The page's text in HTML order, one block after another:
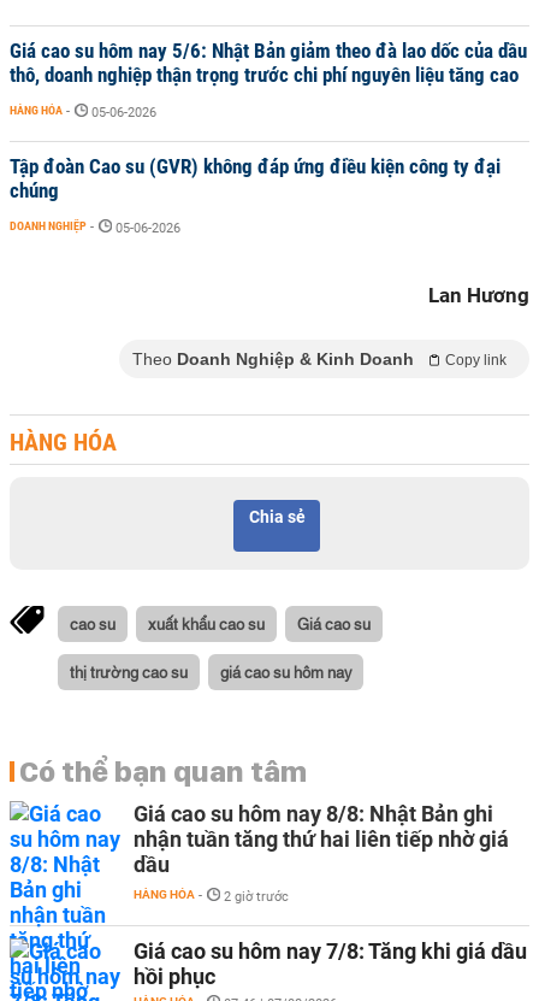
Giá cao su hôm nay 5/6: Nhật Bản giảm theo đà lao dốc của dầu
thô, doanh nghiệp thận trọng trước chi phí nguyên liệu tăng cao
HÀNG HÓA - 05-06-2026
Tập đoàn Cao su (GVR) không đáp ứng điều kiện công ty đại
chúng
DOANH NGHIỆP - 05-06-2026
Lan Hương
Theo Doanh Nghiệp & Kinh Doanh Copy link
HÀNG HÓA
Chia sẻ
cao su xuất khẩu cao su Giá cao su
thị trường cao su giá cao su hôm nay
Có thể bạn quan tâm
Giá cao su hôm nay 8/8: Nhật Bản ghi
nhận tuần tăng thứ hai liên tiếp nhờ giá
dầu
HÀNG HÓA - 2 giờ trước
Giá cao su hôm nay 7/8: Tăng khi giá dầu
hồi phục